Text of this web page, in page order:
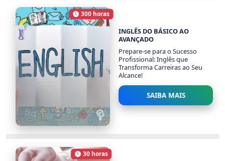
FARMÁCIA
1023 alunos
INGLÊS DO BÁSICO AO
AVANÇADO
1116 alunos
300 horas
Carga Horária
INGLÊS DO BÁSICO AO
AVANÇADO
Prepare-se para o Sucesso
Profissional: Inglês que
Transforma Carreiras ao Seu
Alcance!
SAIBA MAIS
30 horas
Carga Horária